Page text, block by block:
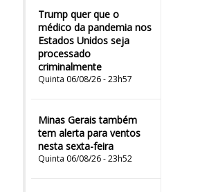
Trump quer que o
médico da pandemia nos
Estados Unidos seja
processado
criminalmente
Quinta 06/08/26 - 23h57
Minas Gerais também
tem alerta para ventos
nesta sexta-feira
Quinta 06/08/26 - 23h52